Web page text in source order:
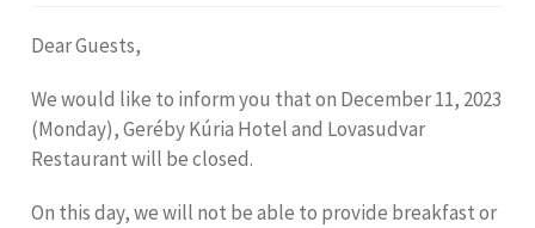
Dear Guests,
We would like to inform you that on December 11, 2023
(Monday), Geréby Kúria Hotel and Lovasudvar
Restaurant will be closed.
On this day, we will not be able to provide breakfast or